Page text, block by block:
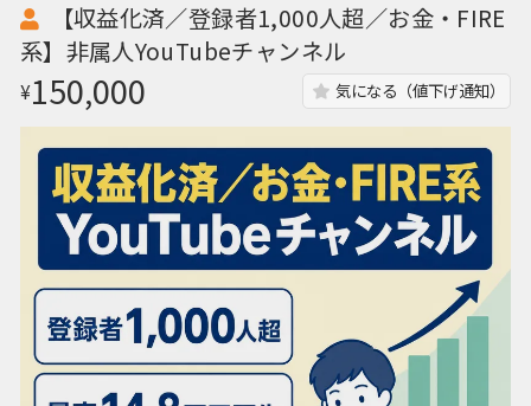
【収益化済／登録者1,000人超／お金・FIRE
系】非属人YouTubeチャンネル
¥150,000 気になる（値下げ通知）